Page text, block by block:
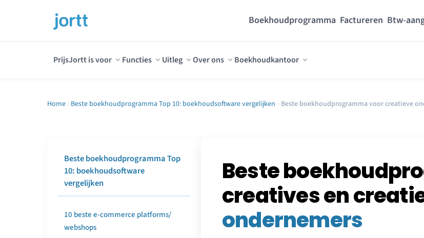
Boekhoudprogramma Factureren Btw-
PrijsJortt is voor Functies Uitleg Over ons Boekhoudkantoor
Home › Beste boekhoudprogramma Top 10: boekhoudsoftware vergelijken › Beste boekhoudprogramma voor creatieve
Beste boekhoudprogramma Top
10: boekhoudsoftware
vergelijken
10 beste e-commerce platforms/
webshops
Beste
creatives en
ondernemers